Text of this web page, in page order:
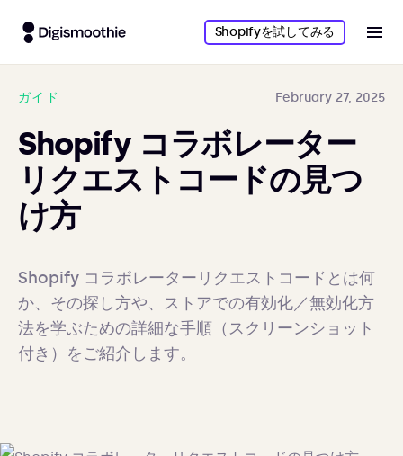
Shopifyを試してみる
ガイド February 27, 2025
Shopify コラボレーター
リクエストコードの見つ
け方
Shopify コラボレーターリクエストコードとは何
か、その探し方や、ストアでの有効化／無効化方
法を学ぶための詳細な手順（スクリーンショット
付き）をご紹介します。